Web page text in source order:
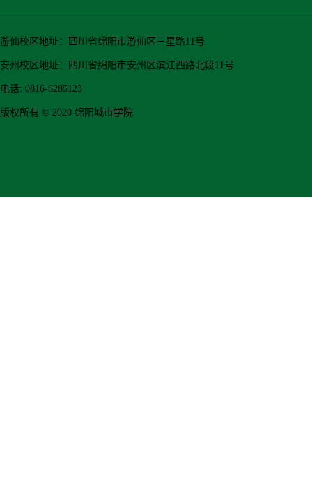
游仙校区地址：四川省绵阳市游仙区三星路11号
安州校区地址：四川省绵阳市安州区滨江西路北段11号
电话: 0816-6285123
版权所有 © 2020 绵阳城市学院